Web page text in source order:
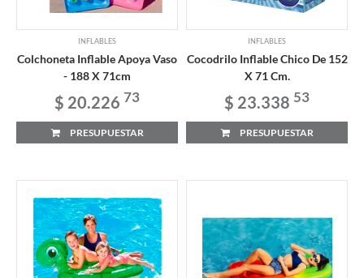
INFLABLES
Colchoneta Inflable Apoya Vaso
- 188 X 71cm
$ 20.226 73
PRESUPUESTAR
INFLABLES
Cocodrilo Inflable Chico De 152
X 71 Cm.
$ 23.338 53
PRESUPUESTAR